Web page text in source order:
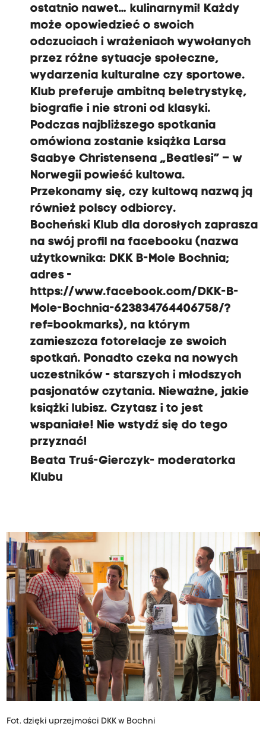
ostatnio nawet… kulinarnymi! Każdy
może opowiedzieć o swoich
odczuciach i wrażeniach wywołanych
przez różne sytuacje społeczne,
wydarzenia kulturalne czy sportowe.
Klub preferuje ambitną beletrystykę,
biografie i nie stroni od klasyki.
Podczas najbliższego spotkania
omówiona zostanie książka Larsa
Saabye Christensena „Beatlesi” – w
Norwegii powieść kultowa.
Przekonamy się, czy kultową nazwą ją
również polscy odbiorcy.
Bocheński Klub dla dorosłych zaprasza
na swój profil na facebooku (nazwa
użytkownika: DKK B-Mole Bochnia;
adres -
https://www.facebook.com/DKK-B-
Mole-Bochnia-623834764406758/?
ref=bookmarks), na którym
zamieszcza fotorelacje ze swoich
spotkań. Ponadto czeka na nowych
uczestników - starszych i młodszych
pasjonatów czytania. Nieważne, jakie
książki lubisz. Czytasz i to jest
wspaniałe! Nie wstydź się do tego
przyznać!
Beata Truś-Gierczyk- moderatorka
Klubu
Fot. dzięki uprzejmości DKK w Bochni